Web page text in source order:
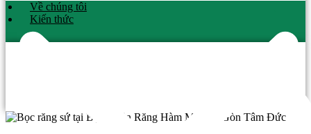
Về chúng tôi
Kiến thức